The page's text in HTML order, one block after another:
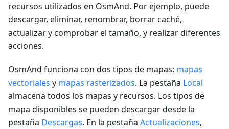
recursos utilizados en OsmAnd. Por ejemplo, puede
descargar, eliminar, renombrar, borrar caché,
actualizar y comprobar el tamaño, y realizar diferentes
acciones.
OsmAnd funciona con dos tipos de mapas: mapas
vectoriales y mapas rasterizados. La pestaña Local
almacena todos los mapas y recursos. Los tipos de
mapa disponibles se pueden descargar desde la
pestaña Descargas. En la pestaña Actualizaciones,